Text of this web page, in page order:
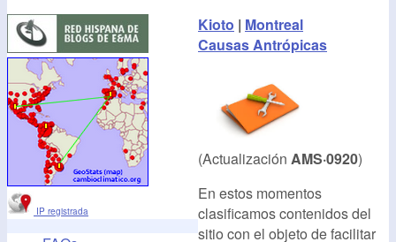
IP registrada
Kioto | Montreal
Causas Antrópicas
(Actualización AMS·0920)
En estos momentos
clasificamos contenidos del
sitio con el objeto de facilitar